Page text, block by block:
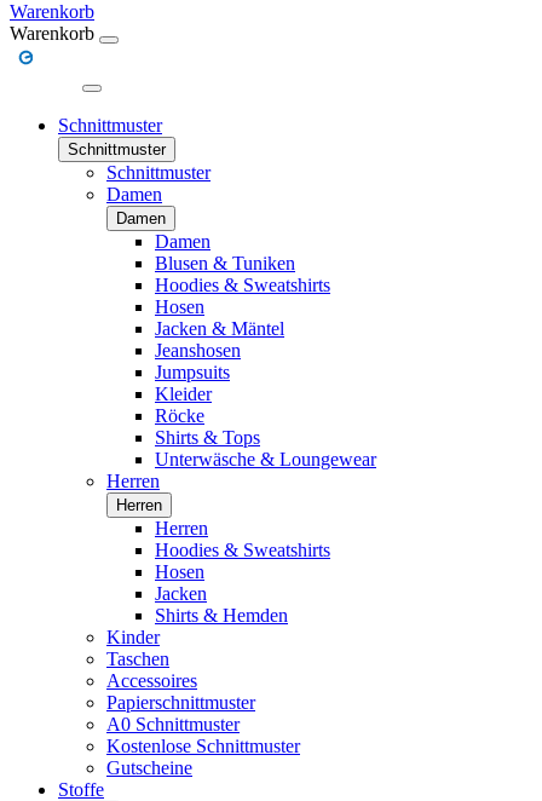
Warenkorb
Warenkorb
Schnittmuster
Schnittmuster
Schnittmuster
Damen
Damen
Damen
Blusen & Tuniken
Hoodies & Sweatshirts
Hosen
Jacken & Mäntel
Jeanshosen
Jumpsuits
Kleider
Röcke
Shirts & Tops
Unterwäsche & Loungewear
Herren
Herren
Herren
Hoodies & Sweatshirts
Hosen
Jacken
Shirts & Hemden
Kinder
Taschen
Accessoires
Papierschnittmuster
A0 Schnittmuster
Kostenlose Schnittmuster
Gutscheine
Stoffe